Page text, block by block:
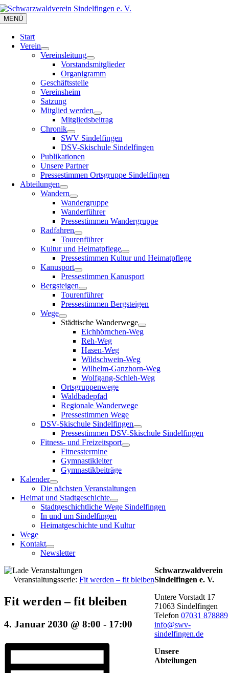
Zum
Inhalt
springen
MENÜ
Start
Verein
Vereinsleitung
Vorstandsmitglieder
Organigramm
Geschäftsstelle
Vereinsheim
Satzung
Mitglied werden
Mitgliedsbeitrag
Chronik
SWV Sindelfingen
DSV-Skischule Sindelfingen
Publikationen
Unsere Partner
Pressestimmen Ortsgruppe Sindelfingen
Abteilungen
Wandern
Wandergruppe
Wanderführer
Pressestimmen Wandergruppe
Radfahren
Tourenführer
Kultur und Heimatpflege
Pressestimmen Kultur und Heimatpflege
Kanusport
Pressestimmen Kanusport
Bergsteigen
Tourenführer
Pressestimmen Bergsteigen
Wege
Städtische Wanderwege
Eichhörnchen-Weg
Reh-Weg
Hasen-Weg
Wildschwein-Weg
Wilhelm-Ganzhorn-Weg
Wolfgang-Schleh-Weg
Ortsgruppenwege
Waldbadepfad
Regionale Wanderwege
Pressestimmen Wege
DSV-Skischule Sindelfingen
Pressestimmen DSV-Skischule Sindelfingen
Fitness- und Freizeitsport
Fitnesstermine
Gymnastikleiter
Gymnastikbeiträge
Kalender
Die nächsten Veranstaltungen
Heimat und Stadtgeschichte
Stadtgeschichtliche Wege Sindelfingen
In und um Sindelfingen
Heimatgeschichte und Kultur
Wege
Kontakt
Newsletter
Veranstaltungsserie: Fit werden – fit bleiben
Fit werden – fit bleiben
4. Januar 2030 @ 8:00 - 17:00
Schwarzwaldverein
Sindelfingen e. V.
Untere Vorstadt 17
71063 Sindelfingen
Telefon 07031 878889
info@swv-
sindelfingen.de
Unsere
Abteilungen